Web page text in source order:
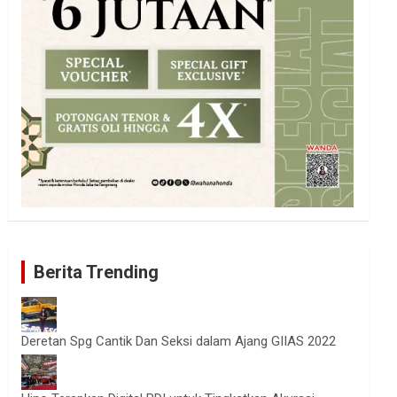
Berita Trending
Deretan Spg Cantik Dan Seksi dalam Ajang GIIAS 2022